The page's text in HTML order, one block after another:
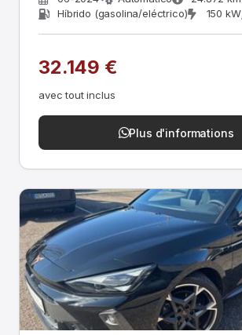
Híbrido (gasolina/eléctrico)
150 kW
32.149 €
avec tout inclus
Plus d'informations